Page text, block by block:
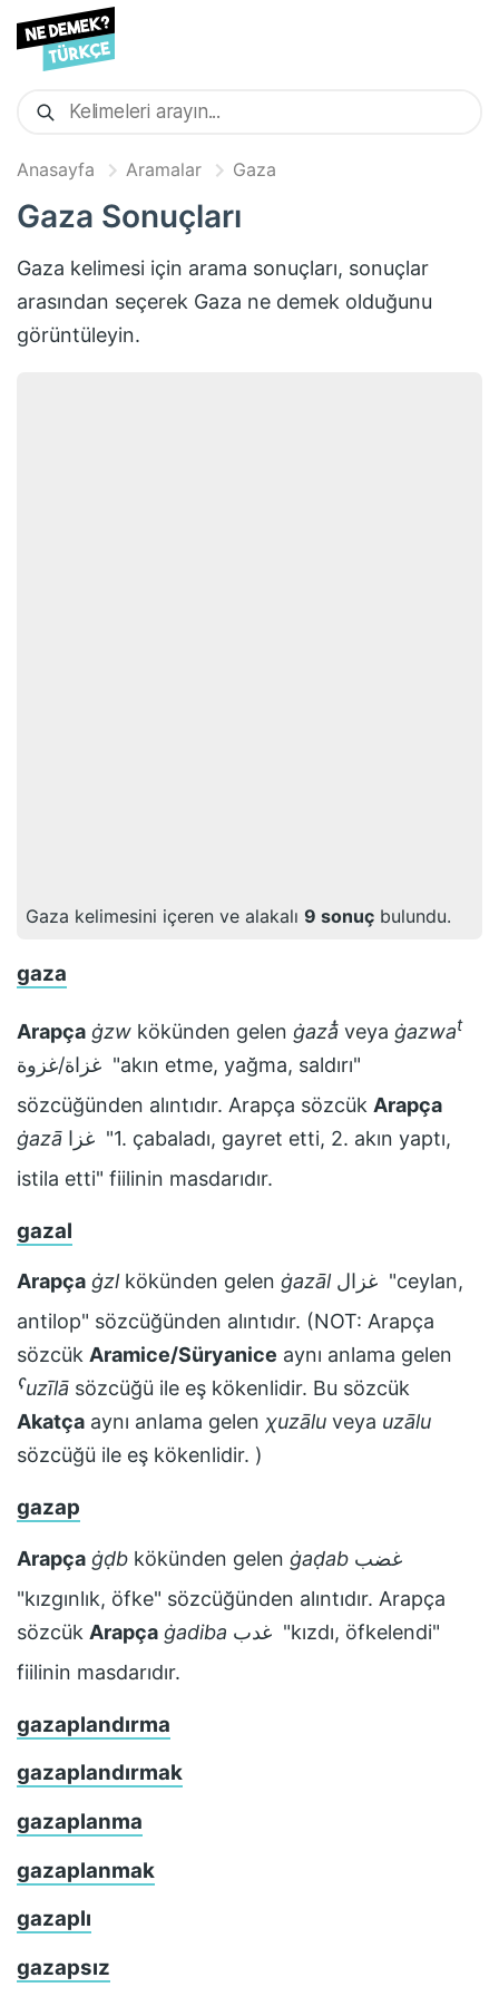
Anasayfa Aramalar Gaza
Gaza Sonuçları
Gaza kelimesi için arama sonuçları, sonuçlar
arasından seçerek Gaza ne demek olduğunu
görüntüleyin.
Gaza kelimesini içeren ve alakalı 9 sonuç bulundu.
gaza
Arapça ġzw kökünden gelen ġazāͭ veya ġazwat
"akın etme, yağma, saldırı"
sözcüğünden alıntıdır. Arapça sözcük Arapça
ġazā
"1. çabaladı, gayret etti, 2. akın yaptı,
istila etti" fiilinin masdarıdır.
gazal
Arapça ġzlkökünden gelen ġazāl
"ceylan,
antilop" sözcüğünden alıntıdır. (NOT: Arapça
sözcük Aramice/Süryanice aynı anlama gelen
ˁuzīlā sözcüğü ile eş kökenlidir. Bu sözcük
Akatça aynı anlama gelen χuzālu veya uzālu
sözcüğü ile eş kökenlidir. )
gazap
Arapça ġḍb kökünden gelen ġaḍab
"kızgınlık, öfke" sözcüğünden alıntıdır. Arapça
sözcük Arapça ġadiba
"kızdı, öfkelendi"
fiilinin masdarıdır.
gazaplandırma
gazaplandırmak
gazaplanma
gazaplanmak
gazaplı
gazapsız